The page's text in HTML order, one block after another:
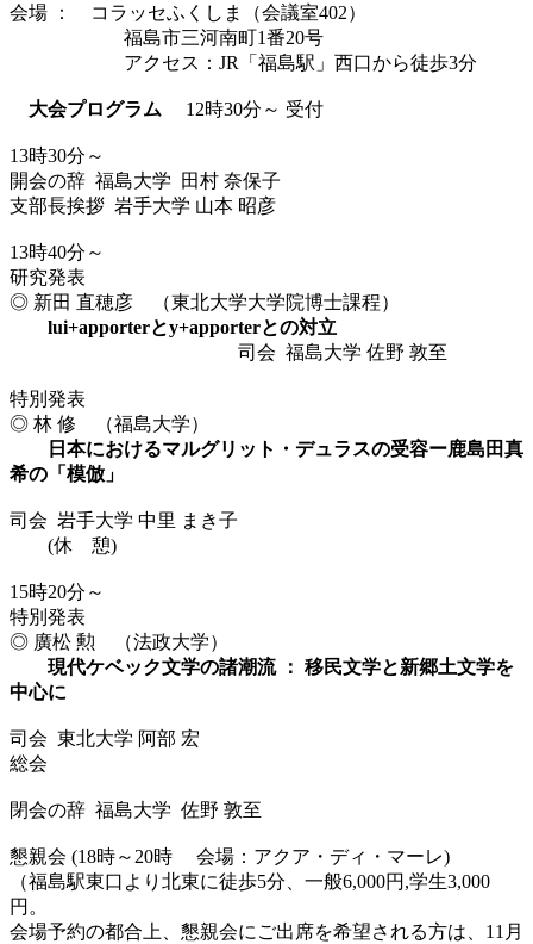
会場 ： コラッセふくしま（会議室402）
福島市三河南町1番20号
アクセス：JR「福島駅」西口から徒歩3分
大会プログラム 12時30分～ 受付
13時30分～
開会の辞 福島大学 田村 奈保子
支部長挨拶 岩手大学 山本 昭彦
13時40分～
研究発表
◎ 新田 直穂彦 （東北大学大学院博士課程）
lui+apporterとy+apporterとの対立
司会 福島大学 佐野 敦至
特別発表
◎ 林 修 （福島大学）
日本におけるマルグリット・デュラスの受容ー鹿島田真
希の「模倣」
司会 岩手大学 中里 まき子
(休 憩)
15時20分～
特別発表
◎ 廣松 勲 （法政大学）
現代ケベック文学の諸潮流 ： 移民文学と新郷土文学を
中心に
司会 東北大学 阿部 宏
総会
閉会の辞 福島大学 佐野 敦至
懇親会 (18時～20時 会場：アクア・ディ・マーレ)
（福島駅東口より北東に徒歩5分、一般6,000円,学生3,000
円。
会場予約の都合上、懇親会にご出席を希望される方は、11月